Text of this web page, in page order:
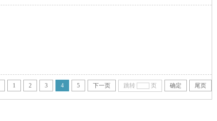
1 2 3 4 5 下一页 跳转 页 确定 尾页